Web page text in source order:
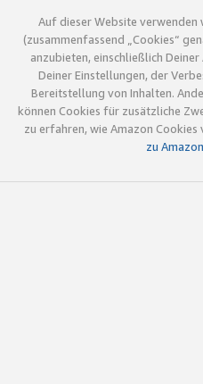
Auf dieser Website verwenden
(zusammenfassend „Cookies“
anzubieten, einschließlich
Deiner Einstellungen, der
Bereitstellung von Inhalten.
können Cookies für zusätzliche
zu erfahren, wie Amazon
zu